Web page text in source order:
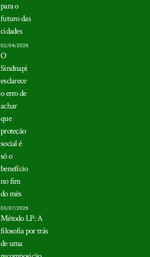
para o
futuro das
cidades
02/04/2026
O
Sindnapi
esclarece
o erro de
achar
que
proteção
social é
só o
benefício
no fim
do mês
03/07/2026
Método LP: A
filosofia por trás
de uma